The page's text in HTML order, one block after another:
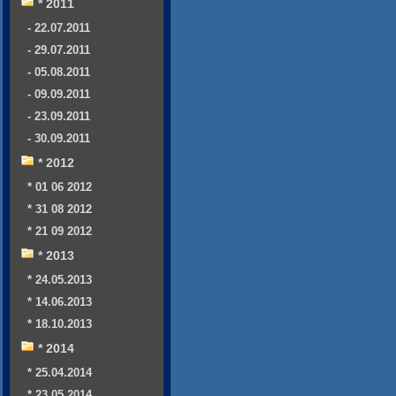
* 2011
- 22.07.2011
- 29.07.2011
- 05.08.2011
- 09.09.2011
- 23.09.2011
- 30.09.2011
* 2012
* 01 06 2012
* 31 08 2012
* 21 09 2012
* 2013
* 24.05.2013
* 14.06.2013
* 18.10.2013
* 2014
* 25.04.2014